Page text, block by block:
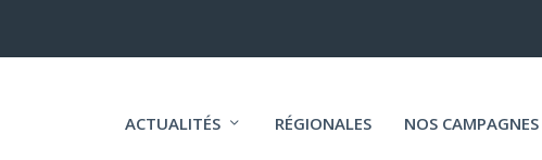
ACTUALITÉS RÉGIONALES NOS CAMPAGNES